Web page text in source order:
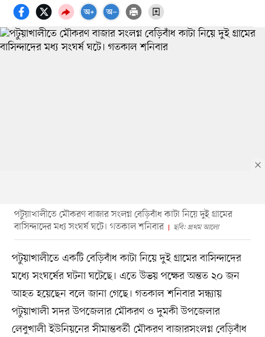
পটুয়াখালীতে মৌকরণ বাজার সংলগ্ন বেড়িবাঁধ কাটা নিয়ে দুই গ্রামের
বাসিন্দাদের মধ্য সংঘর্ষ ঘটে। গতকাল শনিবার
ছবি: প্রথম আলো
পটুয়াখালীতে একটি বেড়িবাঁধ কাটা নিয়ে দুই গ্রামের বাসিন্দাদের
মধ্যে সংঘর্ষের ঘটনা ঘটেছে। এতে উভয় পক্ষের অন্তত ২০ জন
আহত হয়েছেন বলে জানা গেছে। গতকাল শনিবার সন্ধ্যায়
পটুয়াখালী সদর উপজেলার মৌকরণ ও দুমকী উপজেলার
লেবুখালী ইউনিয়নের সীমান্তবর্তী মৌকরণ বাজারসংলগ্ন বেড়িবাঁধ